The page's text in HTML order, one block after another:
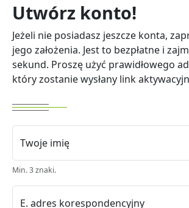
Utwórz konto!
Jeżeli nie posiadasz jeszcze konta,
jego założenia. Jest to bezpłatne i
sekund. Proszę użyć prawidłowego
który zostanie wysłany link
Twoje imię
Min. 3 znaki.
E. adres korespondencyjny